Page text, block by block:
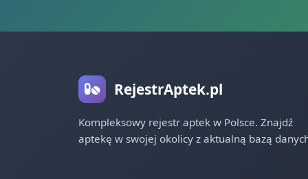
RejestrAptek.pl
Kompleksowy rejestr aptek w Polsce. Znajdź
aptekę w swojej okolicy z aktualną bazą